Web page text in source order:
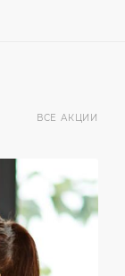
ВСЕ АКЦИИ